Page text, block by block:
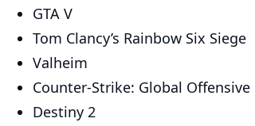
GTA V
Tom Clancy’s Rainbow Six Siege
Valheim
Counter-Strike: Global Offensive
Destiny 2